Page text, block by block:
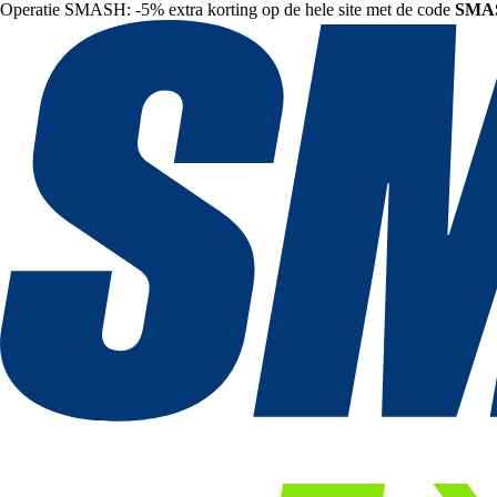
Operatie SMASH: -5% extra korting op de hele site met de code